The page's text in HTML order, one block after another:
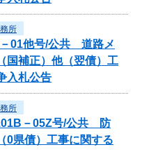
所
－01他号/公共 道路メ
国補正）他（翌債）工
入札公告
所
－05Z号/公共 防
0県債）工事に関する